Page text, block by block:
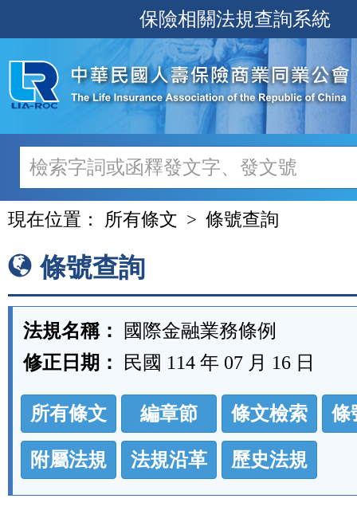
至
主
內
容
保險相關法規查詢系統
現在位置： 所有條文 條號查詢
條號查詢
法規名稱：
國際金融業務條例
修正日期：
民國 114 年 07 月 16 日
法
規
功
能
按
所有條文 編章節 條文檢索 條
附屬法規 法規沿革 歷史法規